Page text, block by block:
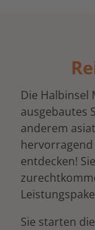
Die Halbinsel
ausgebautes
anderem
hervorragend
entdecken!
Sie starten